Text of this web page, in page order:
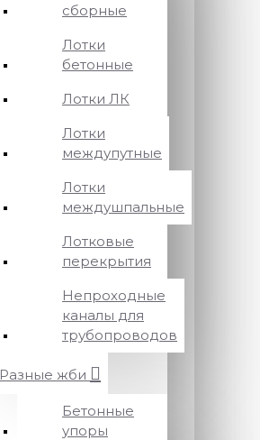
сборные
Лотки
бетонные
Лотки ЛК
Лотки
междупутные
Лотки
междушпальные
Лотковые
перекрытия
Непроходные
каналы для
трубопроводов
Разные жби
Бетонные
упоры